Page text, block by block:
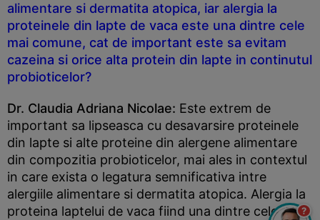
alimentare si dermatita atopica, iar alergia la
proteinele din lapte de vaca este una dintre cele
mai comune, cat de important este sa evitam
cazeina si orice alta protein din lapte in continutul
probioticelor?
Dr. Claudia Adriana Nicolae: Este extrem de
important sa lipseasca cu desavarsire proteinele
din lapte si alte proteine din alergene alimentare
din compozitia probioticelor, mai ales in contextul
in care exista o legatura semnificativa intre
alergiile alimentare si dermatita atopica. Alergia la
proteina laptelui de vaca fiind una dintre cele mai?